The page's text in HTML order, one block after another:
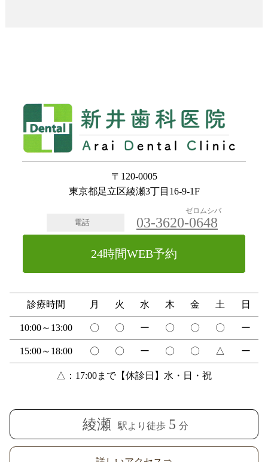
〒120-0005
東京都足立区綾瀬3丁目16-9-1F
電話 03-3620-0648
ゼロムシバ
24時間WEB予約
診療時間 月 火 水 木 金 土 日
10:00～13:00 〇 〇 ー 〇 〇 〇 ー
15:00～18:00 〇 〇 ー 〇 〇 △ ー
△：17:00まで【休診日】水・日・祝
綾瀬 駅より徒歩 5 分